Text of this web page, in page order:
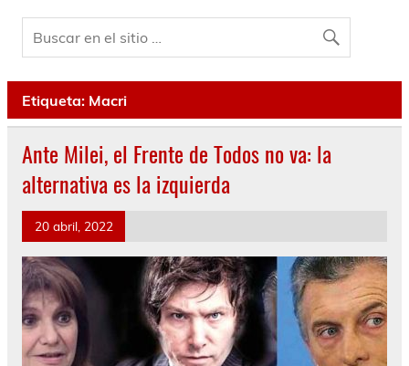
Etiqueta: Macri
Ante Milei, el Frente de Todos no va: la
alternativa es la izquierda
20 abril, 2022